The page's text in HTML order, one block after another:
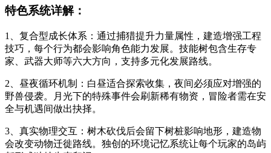
特色系统详解：
1、复合型成长体系：通过捕猎提升力量属性，建造增强工程
技巧，每个行为都会影响角色能力发展。技能树包含生存专
家、武器大师等六大方向，支持多元化发展路线。
2、昼夜循环机制：白昼适合探索收集，夜间必须应对增强的
野兽侵袭。月光下的特殊事件会刷新稀有物资，冒险者需在安
全与机遇间做出抉择。
3、真实物理交互：树木砍伐后会留下树桩影响地形，建造物
会改变动物迁徙路线。独创的环境记忆系统让每个玩家的岛屿